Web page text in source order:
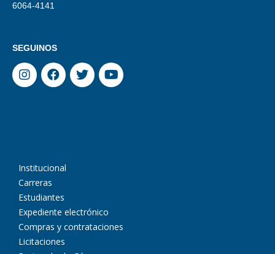
6064-4141
SEGUINOS
Institucional
Carreras
Estudiantes
Expediente electrónico
Compras y contrataciones
Licitaciones